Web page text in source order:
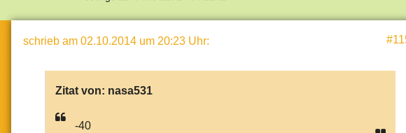
schrieb am 02.10.2014 um 20:23 Uhr:
Zitat von: nasa531
-40